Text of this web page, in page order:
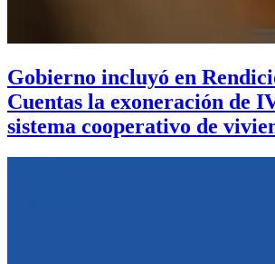
Gobierno incluyó en
Cuentas la exoneración de
sistema cooperativo de